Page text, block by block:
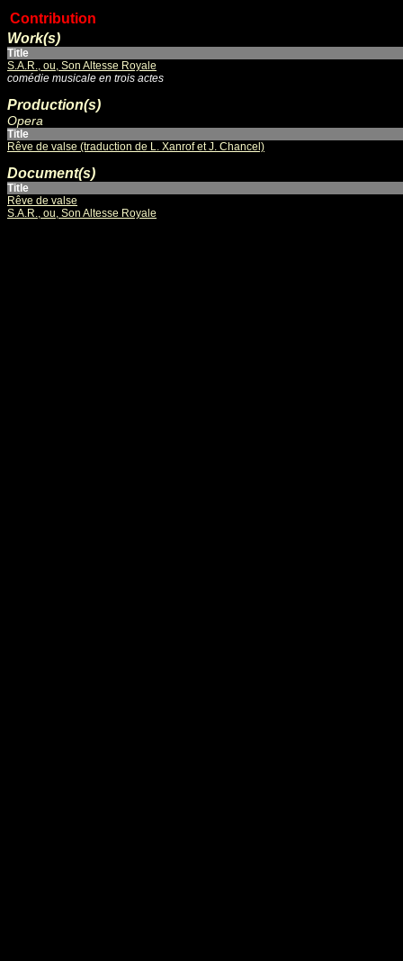
Contribution
Work(s)
Title
S.A.R., ou, Son Altesse Royale
comédie musicale en trois actes
Production(s)
Opera
Title
Rêve de valse (traduction de L. Xanrof et J. Chancel)
Document(s)
Title
Rêve de valse
S.A.R., ou, Son Altesse Royale